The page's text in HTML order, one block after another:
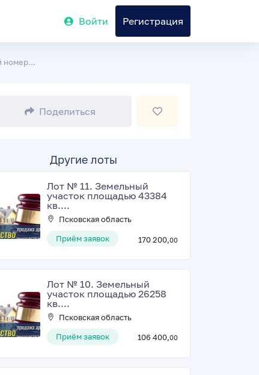
Войти Регистрация
номер...
Поделиться
Другие лоты
Лот № 11. Земельный
участок площадью 43384
кв....
Псковская область
Приём заявок
170 200,00
Лот № 10. Земельный
участок площадью 26258
кв....
Псковская область
Приём заявок
106 400,00